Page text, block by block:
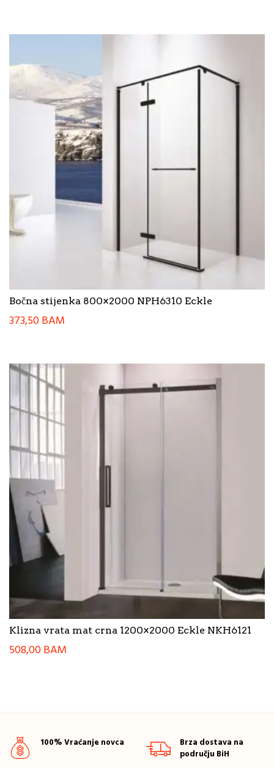
Bočna stijenka 800×2000 NPH6310 Eckle
373,50BAM
Klizna vrata mat crna 1200×2000 Eckle NKH6121
508,00BAM
100% Vraćanje novca
Brza dostava na
području BiH